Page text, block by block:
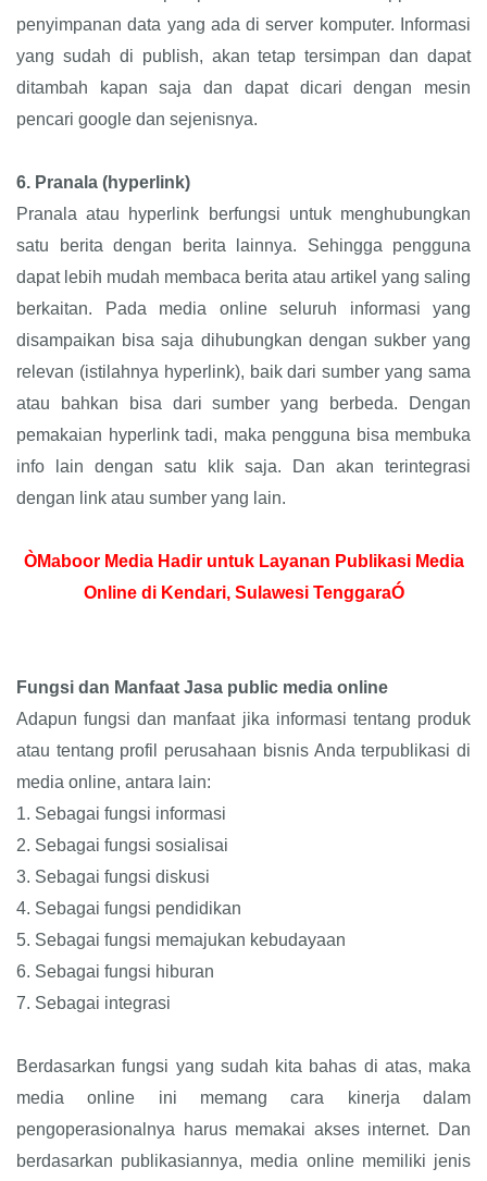
penyimpanan data yang ada di server komputer. Informasi
yang sudah di publish, akan tetap tersimpan dan dapat
ditambah kapan saja dan dapat dicari dengan mesin
pencari google dan sejenisnya.
6. Pranala (hyperlink)
Pranala atau hyperlink berfungsi untuk menghubungkan
satu berita dengan berita lainnya. Sehingga pengguna
dapat lebih mudah membaca berita atau artikel yang saling
berkaitan. Pada media online seluruh informasi yang
disampaikan bisa saja dihubungkan dengan sukber yang
relevan (istilahnya hyperlink), baik dari sumber yang sama
atau bahkan bisa dari sumber yang berbeda. Dengan
pemakaian hyperlink tadi, maka pengguna bisa membuka
info lain dengan satu klik saja. Dan akan terintegrasi
dengan link atau sumber yang lain.
ÒMaboor Media Hadir untuk Layanan Publikasi Media
Online di Kendari, Sulawesi TenggaraÓ
Fungsi dan Manfaat Jasa public media online
Adapun fungsi dan manfaat jika informasi tentang produk
atau tentang profil perusahaan bisnis Anda terpublikasi di
media online, antara lain:
1. Sebagai fungsi informasi
2. Sebagai fungsi sosialisai
3. Sebagai fungsi diskusi
4. Sebagai fungsi pendidikan
5. Sebagai fungsi memajukan kebudayaan
6. Sebagai fungsi hiburan
7. Sebagai integrasi
Berdasarkan fungsi yang sudah kita bahas di atas, maka
media online ini memang cara kinerja dalam
pengoperasionalnya harus memakai akses internet. Dan
berdasarkan publikasiannya, media online memiliki jenis